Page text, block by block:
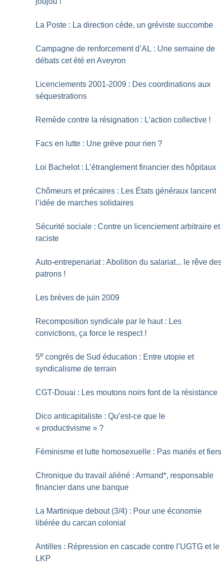
La Poste : La direction cède, un gréviste succombe
Campagne de renforcement d’AL : Une semaine de
débats cet été en Aveyron
Licenciements 2001-2009 : Des coordinations aux
séquestrations
Remède contre la résignation : L’action collective !
Facs en lutte : Une grève pour rien ?
Loi Bachelot : L’étranglement financier des hôpitaux
Chômeurs et précaires : Les États généraux lancent
l’idée de marches solidaires
Sécurité sociale : Contre un licenciement arbitraire et
raciste
Auto-entrepenariat : Abolition du salariat... le rêve
patrons !
Les brèves de juin 2009
Recomposition syndicale par le haut : Les
convictions, ça force le respect !
5e congrès de Sud éducation : Entre utopie et
syndicalisme de terrain
CGT-Douai : Les moutons noirs font de la résistance
Dico anticapitaliste : Qu’est-ce que le
« productivisme » ?
Féminisme et lutte homosexuelle : Pas mariés et
Chronique du travail aliéné : Armand*, responsable
financier dans une banque
La Martinique debout (3/4) : Pour une économie
libérée du carcan colonial
Antilles : Répression en cascade contre l’UGTG et le
LKP